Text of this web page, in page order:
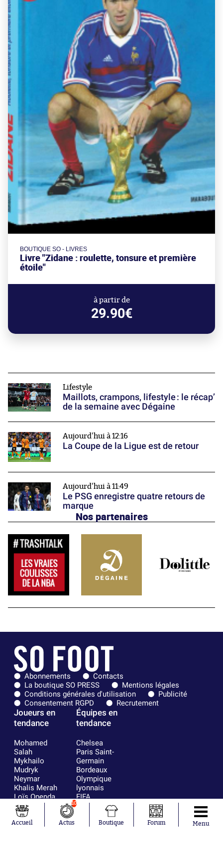
BOUTIQUE SO - LIVRES
Livre "Zidane : roulette, tonsure et première
étoile"
à partir de
29.90€
Lifestyle
Maillots, crampons, lifestyle : le récap’
de la semaine avec Dégaine
Aujourd'hui à 12:16
La Coupe de la Ligue est de retour
Aujourd'hui à 11:49
Le PSG enregistre quatre retours de
marque
Nos partenaires
Abonnements
Contacts
La boutique SO PRESS
Mentions légales
Conditions générales d'utilisation
Publicité
Consentement RGPD
Recrutement
Joueurs en
tendance
Mohamed
Salah
Mykhailo
Mudryk
Neymar
Khalis Merah
Loïs Openda
Moussa
Niakhaté
Nicolás
Équipes en
tendance
Chelsea
Paris Saint-
Germain
Bordeaux
Olympique
lyonnais
FIFA
Real Madrid
RC Strasbourg
AC Milan
Accueil
10
Actus Boutique Forum Menu